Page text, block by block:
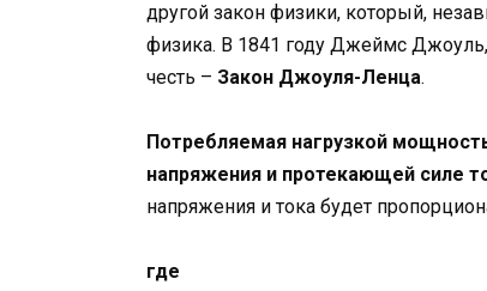
другой закон физики, который,
физика. В 1841 году Джеймс
честь – Закон Джоуля-Ленца.
Потребляемая нагрузкой
напряжения и протекающей силе
напряжения и тока будет
где